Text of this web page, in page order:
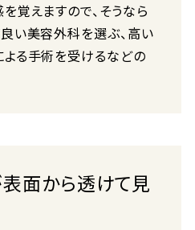
覚えますので、そうなら
い美容外科を選ぶ、高い
る手術を受けるなどの
面から透けて見